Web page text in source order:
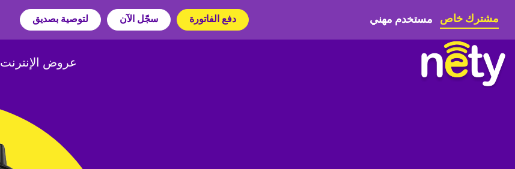
مشترك خاص مستخدم مهني دفع الفاتورة سجّل الآن لتوصية بصديق
عروض الإنترنت